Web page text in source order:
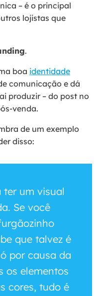
– é o principal
lojistas que
.
boa identidade
comunicação e dá
produzir – do post no
venda.
de um exemplo
disso:
ter um visual
Se você
que talvez é
por causa da
os elementos
cores, tudo é